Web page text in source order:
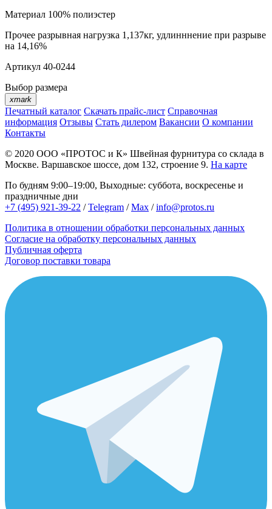
Материал 100% полиэстер
Прочее разрывная нагрузка 1,137кг, удлинннение при разрыве
на 14,16%
Артикул 40-0244
Выбор размера
xmark
Печатный каталог Скачать прайс-лист Справочная
информация Отзывы Стать дилером Вакансии О компании
Контакты
© 2020 ООО «ПРОТОС и К» Швейная фурнитура со склада в
Москве. Варшавское шоссе, дом 132, строение 9. На карте
По будням 9:00–19:00, Выходные: суббота, воскресенье и
праздничные дни
+7 (495) 921-39-22 /Telegram /Max /info@protos.ru
Политика в отношении обработки персональных данных
Согласие на обработку персональных данных
Публичная оферта
Договор поставки товара